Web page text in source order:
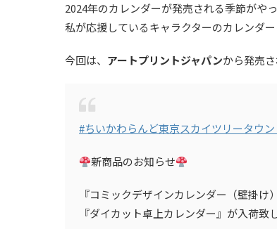
2024年のカレンダーが発売される季節がやっ
私が応援しているキャラクターのカレンダ
今回は、 アートプリントジャパンから発売
#ちいかわらんど東京スカイツリータウ
新商品のお知らせ
『コミックデザインカレンダー（壁掛け）
『ダイカット卓上カレンダー』が入荷致